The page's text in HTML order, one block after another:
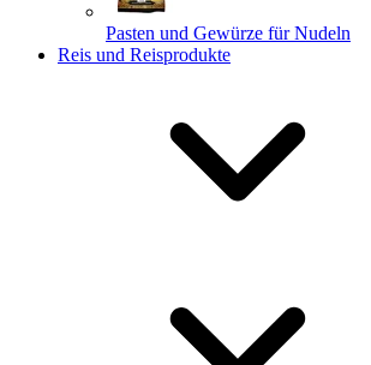
Pasten und Gewürze für Nudeln
Reis und Reisprodukte